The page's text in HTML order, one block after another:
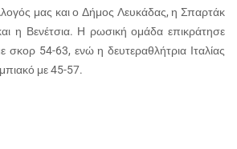
μας και ο Δήμος Λευκάδας, η Σπαρτάκ
η Βενέτσια. Η ρωσική ομάδα επικράτησε
σκορ 54-63, ενώ η δευτεραθλήτρια Ιταλίας
με 45-57.